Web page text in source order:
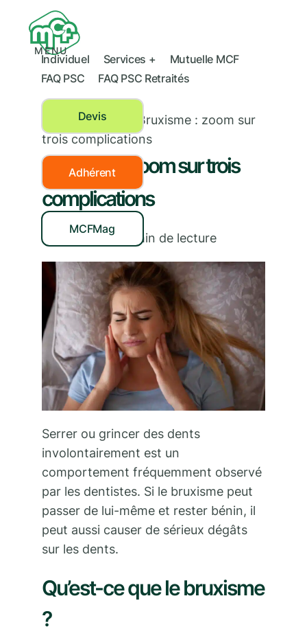
MENU
Individuel Services +
Mutuelle MCF
FAQ PSC
FAQ PSC Retraités
Devis
Adhérent
MCFMag
Santé dentaire
Bruxisme : zoom sur
trois complications
Bruxisme : zoom sur trois
complications
14/02/2023 min de lecture
Serrer ou grincer des dents
involontairement est un
comportement fréquemment observé
par les dentistes. Si le bruxisme peut
passer de lui-même et rester bénin, il
peut aussi causer de sérieux dégâts
sur les dents.
Qu’est-ce que le bruxisme
?